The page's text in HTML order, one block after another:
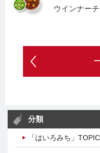
ウインナー
分類
「はいろみち」